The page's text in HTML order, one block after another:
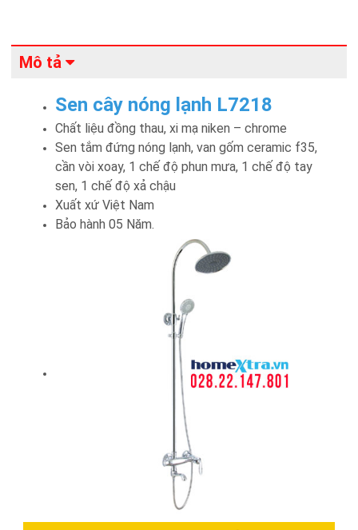
Mô tả
Sen cây nóng lạnh L7218
Chất liệu đồng thau, xi mạ niken – chrome
Sen tắm đứng nóng lạnh, van gốm ceramic f35,
cần vòi xoay, 1 chế độ phun mưa, 1 chế độ tay
sen, 1 chế độ xả chậu
Xuất xứ Việt Nam
Bảo hành 05 Năm.